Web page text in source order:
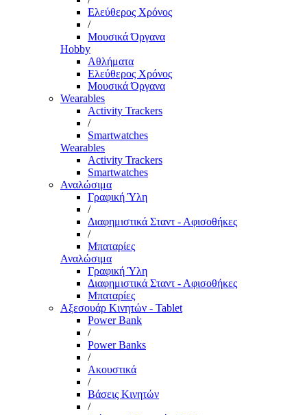
Ελεύθερος Χρόνος
/
Μουσικά Όργανα
Hobby
Αθλήματα
Ελεύθερος Χρόνος
Μουσικά Όργανα
Wearables
Activity Trackers
/
Smartwatches
Wearables
Activity Trackers
Smartwatches
Αναλώσιμα
Γραφική Ύλη
/
Διαφημιστικά Σταντ - Αφισοθήκες
/
Μπαταρίες
Αναλώσιμα
Γραφική Ύλη
Διαφημιστικά Σταντ - Αφισοθήκες
Μπαταρίες
Αξεσουάρ Κινητών - Tablet
Power Bank
/
Power Banks
/
Ακουστικά
/
Βάσεις Κινητών
/